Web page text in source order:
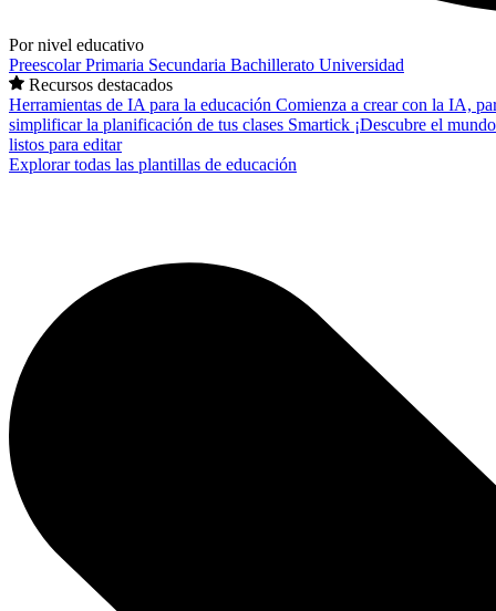
Por nivel educativo
PreescolarPrimaria Secundaria Bachillerato Universidad
Recursos destacados
Herramientas de IA para la educación Comienza a crear con la IA,
simplificar la planificación de tus clases Smartick ¡Descubre el
listos para editar
Explorar todas las plantillas de educación